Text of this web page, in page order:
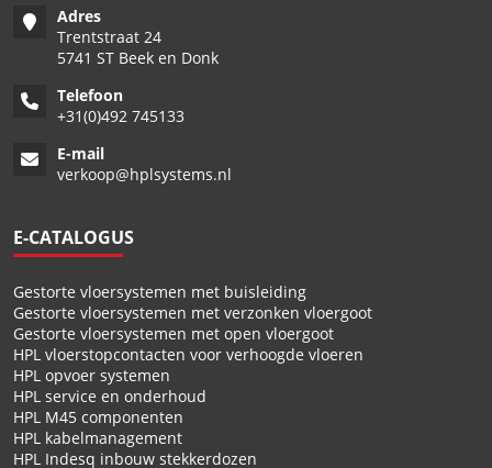
Adres
Trentstraat 24
5741 ST Beek en Donk
Telefoon
+31(0)492 745133
E-mail
verkoop@hplsystems.nl
E-CATALOGUS
Gestorte vloersystemen met buisleiding
Gestorte vloersystemen met verzonken vloergoot
Gestorte vloersystemen met open vloergoot
HPL vloerstopcontacten voor verhoogde vloeren
HPL opvoer systemen
HPL service en onderhoud
HPL M45 componenten
HPL kabelmanagement
HPL Indesq inbouw stekkerdozen